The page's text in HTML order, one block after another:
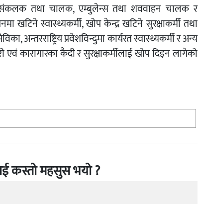
संकलक तथा चालक, एम्बुलेन्स तथा शववाहन चालक र
खटिने स्वास्थ्यकर्मी, खोप केन्द्र खटिने सुरक्षाकर्मी तथा
अन्तरराष्ट्रिय प्रवेशविन्दुमा कार्यरत स्वास्थ्यकर्मी र अन्य
एवं कारागारका कैदी र सुरक्षाकर्मीलाई खोप दिइन लागेको
कस्तो महसुस भयो ?